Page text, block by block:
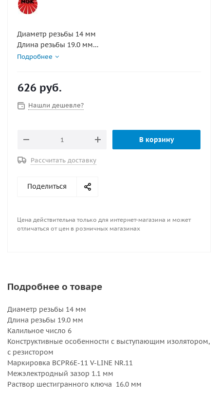
Диаметр резьбы 14 мм
Длина резьбы 19.0 мм
Калильное число 6
Маркировка BCPR6E-11 V-LINE NR.11
Раствор шестигранного ключа 16.0 мм
Подробнее
626 руб.
Нашли дешевле?
В корзину
Рассчитать доставку
Поделиться
Цена действительна только для интернет-магазина и может
отличаться от цен в розничных магазинах
Подробнее о товаре
Диаметр резьбы 14 мм
Длина резьбы 19.0 мм
Калильное число 6
Конструктивные особенности с выступающим изолятором,
с резистором
Маркировка BCPR6E-11 V-LINE NR.11
Межэлектродный зазор 1.1 мм
Раствор шестигранного ключа 16.0 мм